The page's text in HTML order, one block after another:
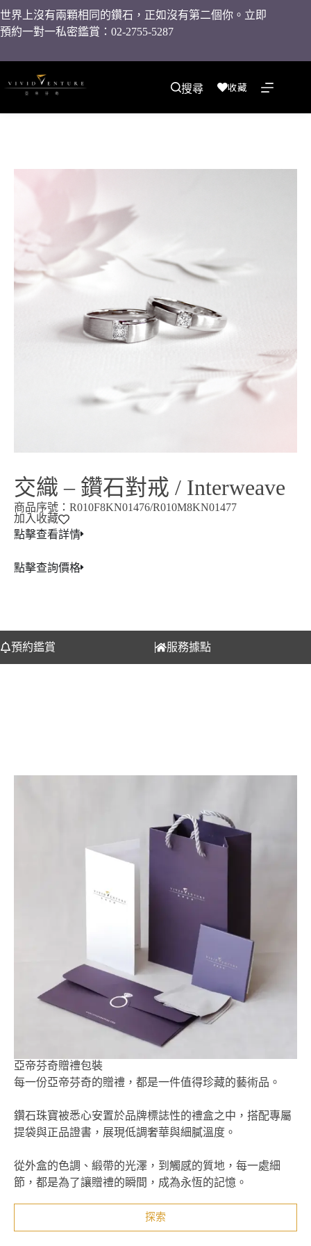
世界上沒有兩顆相同的鑽石，正如沒有第二個你。立即
預約一對一私密鑑賞：02-2755-5287
搜尋 收藏
交織 – 鑽石對戒 / Interweave
商品序號：R010F8KN01476/R010M8KN01477
加入收藏
點擊查看詳情
點擊查詢價格
預約鑑賞 服務據點
亞帝芬奇贈禮包裝
每一份亞帝芬奇的贈禮，都是一件值得珍藏的藝術品。
鑽石珠寶被悉心安置於品牌標誌性的禮盒之中，搭配專屬
提袋與正品證書，展現低調奢華與細膩溫度。
從外盒的色調、緞帶的光澤，到觸感的質地，每一處細
節，都是為了讓贈禮的瞬間，成為永恆的記憶。
探索